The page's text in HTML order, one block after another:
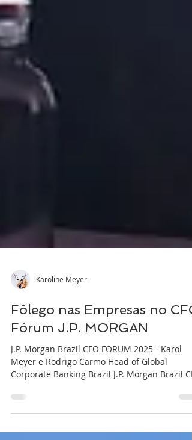
Karoline Meyer
Fôlego nas Empresas no CFO
Fórum J.P. MORGAN
J.P. Morgan Brazil CFO FORUM 2025 - Karol
Corporate Banking Brazil J.P. Morgan Brazil
FORUM...